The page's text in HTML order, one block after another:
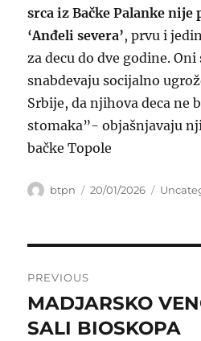
srca iz Bačke Palanke
‘Anđeli severa’, prvu i
za decu do dve godine.
snabdevaju socijalno
Srbije, da njihova deca ne
stomaka”- objašnjavaju
bačke Topole
Author
btpn
Posted
20/01/2026
navigation
PREVIOUS
Previous
post:
MADJARSKO
SALI BIOSKOPA